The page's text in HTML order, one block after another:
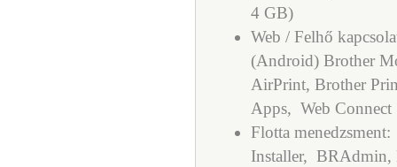
4 GB)
Web / Felhő
(Android) Brother
AirPrint, Brother
Apps, Web Connect
Flotta menedzsment:
Installer, BRAdmin,